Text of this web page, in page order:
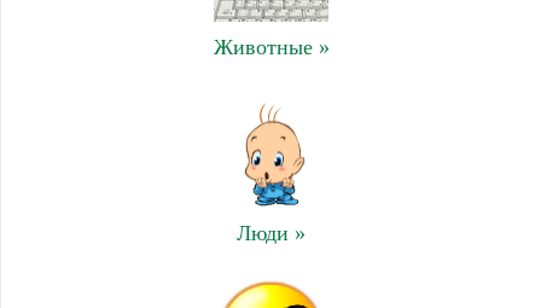
Животные »
Люди »